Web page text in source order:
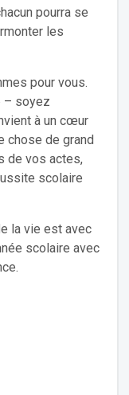
pourra se
les
pour vous.
– soyez
à un cœur
chose de grand
de vos actes,
scolaire
la vie est avec
scolaire avec